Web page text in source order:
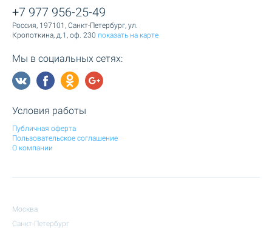
+7 977 956-25-49
Россия, 197101, Санкт-Петербург, ул.
Кропоткина, д.1, оф. 230 показать на карте
Мы в социальных сетях:
Условия работы
Публичная оферта
Пользовательское соглашение
О компании
Москва
Санкт-Петербург